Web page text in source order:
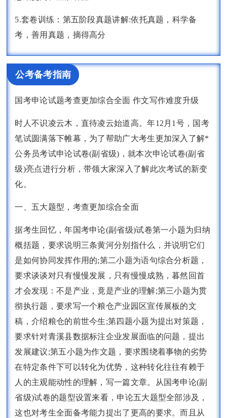
5.套卷训练：第五阶段真题讲解:依托真题，科学备
考，善用真题，摘得高分
公考备考指南
国考申论试题考查更加综合全面 作文写作难度升级
时人不识凌云木，直待凌云始道高。年12月1号，国考
笔试圆满落下帷幕，为了帮助广大考生更加深入了解*
公务员考试申论试卷(副省级)，就本次申论试卷(副省
级)亮点进行分析，带领大家深入了解此次考试的新变
化。
一、五大题型，考查更加综合全面
据考生回忆，年国考申论(副省级)试卷第一小题为归纳
概括题，要求说明三条黄河分别指什么，并说明它们
是如何协同发挥作用的;第二小题为语句综合分析题，
要求谈谈对只有慢慢发展，只有慢慢成熟，暮然回首
才会发现：不是产业，竟是产业的理解;第三小题为贯
彻执行题，要求写一个粮仓产业园区宣传展板的文
稿，介绍粮仓的前世今生;第四题小题为提出对策题，
要求针对青溪县数据标注企业发展面临的问题，提出
发展建议;第五小题为作文题，要求围绕着事物的劣势
在特定条件下可以转化为优势，这种转化往往有赖于
人的主观能动性的理解，写一篇文章。从国考申论(副
省级)试卷的题型设置来看，申论五大题型全部涉及，
这也对考生全面备考能力提出了更高的要求。而且从